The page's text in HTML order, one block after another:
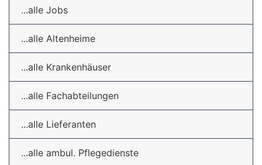
...alle Jobs
...alle Altenheime
...alle Krankenhäuser
...alle Fachabteilungen
...alle Lieferanten
...alle ambul. Pflegedienste